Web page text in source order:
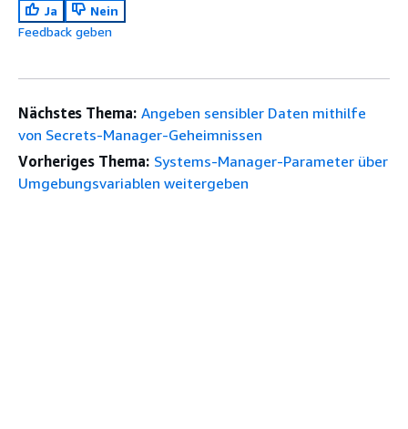
Ja
Nein
Feedback geben
Nächstes Thema: Angeben sensibler Daten mithilfe
von Secrets-Manager-Geheimnissen
Vorheriges Thema: Systems-Manager-Parameter über
Umgebungsvariablen weitergeben